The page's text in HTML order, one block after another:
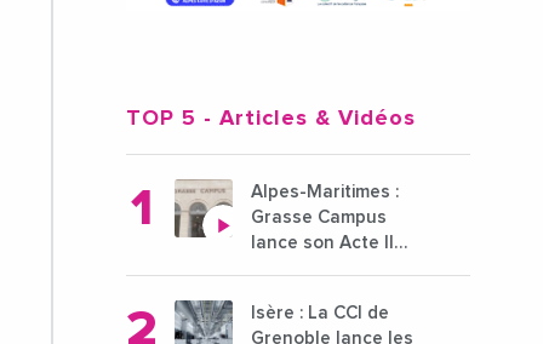
TOP 5 - Articles & Vidéos
Alpes-Maritimes :
Grasse Campus
lance son Acte II
pour l'enseignement
Isère : La CCI de
Grenoble lance les